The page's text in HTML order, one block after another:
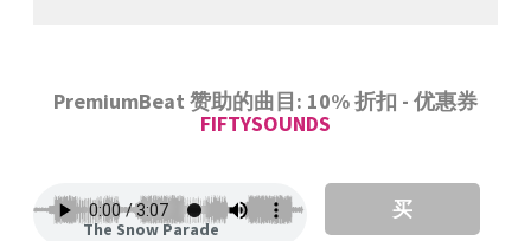
PremiumBeat 赞助的曲目: 10% 折扣 - 优惠券
FIFTYSOUNDS
The Snow Parade
买